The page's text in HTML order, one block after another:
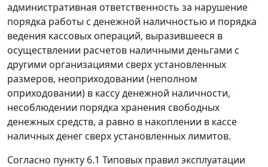
административная ответственность за нарушение
порядка работы с денежной наличностью и порядка
ведения кассовых операций, выразившееся в
осуществлении расчетов наличными деньгами с
другими организациями сверх установленных
размеров, неоприходовании (неполном
оприходовании) в кассу денежной наличности,
несоблюдении порядка хранения свободных
денежных средств, а равно в накоплении в кассе
наличных денег сверх установленных лимитов.
Согласно пункту 6.1 Типовых правил эксплуатации